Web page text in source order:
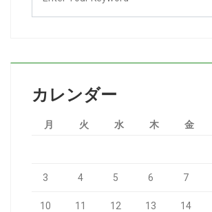
カレンダー
月 火 水 木 金
3 4 5 6 7
10 11 12 13 14